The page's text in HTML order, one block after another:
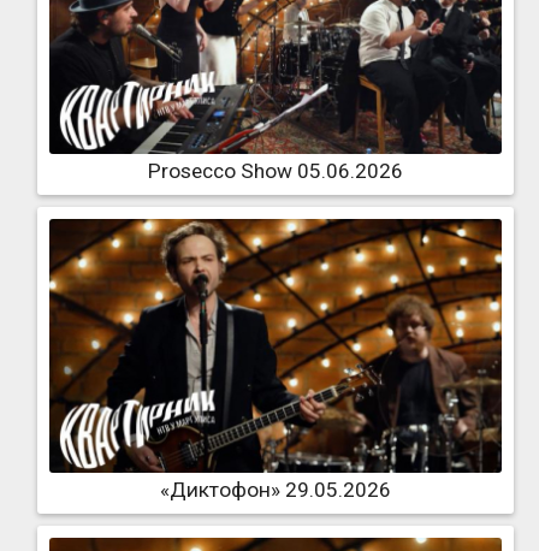
Prosecco Show 05.06.2026
«Диктофон» 29.05.2026